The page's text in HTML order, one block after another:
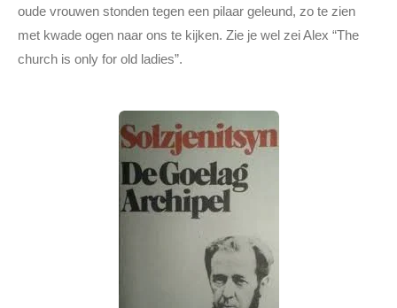
oude vrouwen stonden tegen een pilaar geleund, zo te zien
met kwade ogen naar ons te kijken. Zie je wel zei Alex “The
church is only for old ladies”.